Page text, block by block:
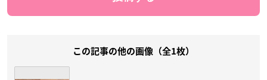
この記事の他の画像（全1枚）